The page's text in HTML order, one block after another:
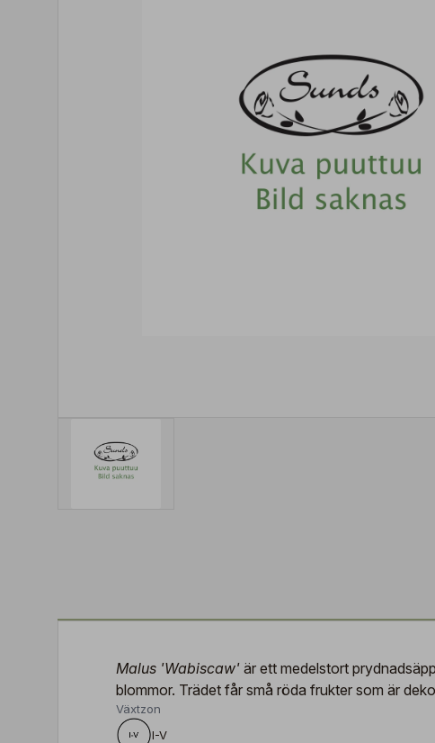
Malus 'Wabiscaw' är ett medelstort
blommor. Trädet får små röda frukter som är
Växtzon
I-V